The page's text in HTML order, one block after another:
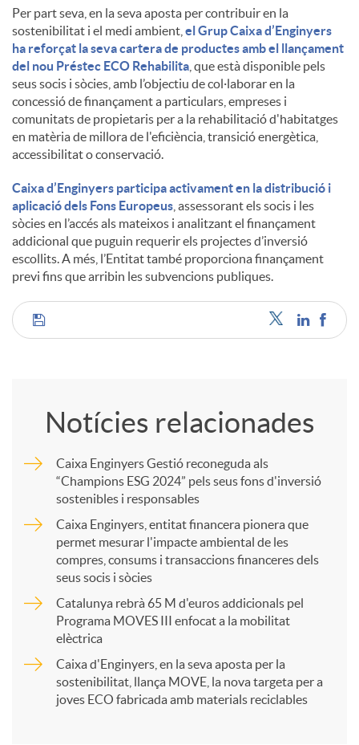
g
u
t
s
Per part seva, en la seva aposta per contribuir en la
sostenibilitat i el medi ambient, el Grup Caixa d’Enginyers
ha reforçat la seva cartera de productes amb el llançament
del nou Préstec ECO Rehabilita , que està disponible pels
seus socis i sòcies, amb l’objectiu de col·laborar en la
concessió de finançament a particulars, empreses i
comunitats de propietaris per a la rehabilitació d'habitatges
en matèria de millora de l'eficiència, transició energètica,
accessibilitat o conservació.
Caixa d’Enginyers participa activament en la distribució i
aplicació dels Fons Europeus , assessorant els socis i les
sòcies en l’accés als mateixos i analitzant el finançament
addicional que puguin requerir els projectes d’inversió
escollits. A més, l’Entitat també proporciona finançament
previ fins que arribin les subvencions publiques.
C
r
Notícies relacionades
Caixa Enginyers Gestió reconeguda als
“Champions ESG 2024” pels seus fons d'inversió
sostenibles i responsables
Caixa Enginyers, entitat financera pionera que
permet mesurar l'impacte ambiental de les
compres, consums i transaccions financeres dels
seus socis i sòcies
Catalunya rebrà 65 M d'euros addicionals pel
Programa MOVES III enfocat a la mobilitat
elèctrica
Caixa d'Enginyers, en la seva aposta per la
sostenibilitat, llança MOVE, la nova targeta per a
joves ECO fabricada amb materials reciclables